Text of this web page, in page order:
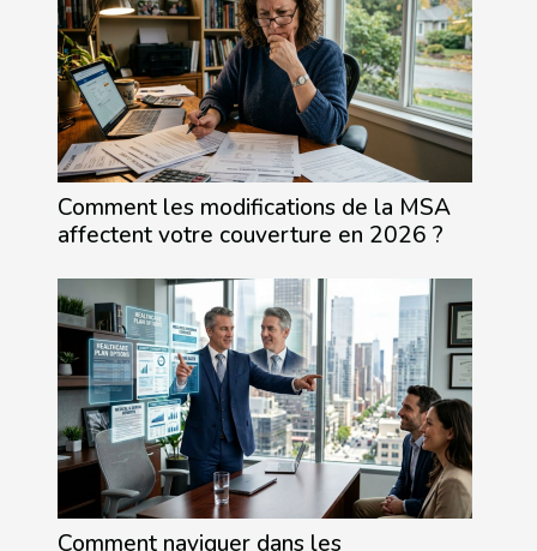
Comment les modifications de la MSA
affectent votre couverture en 2026 ?
Comment naviguer dans les